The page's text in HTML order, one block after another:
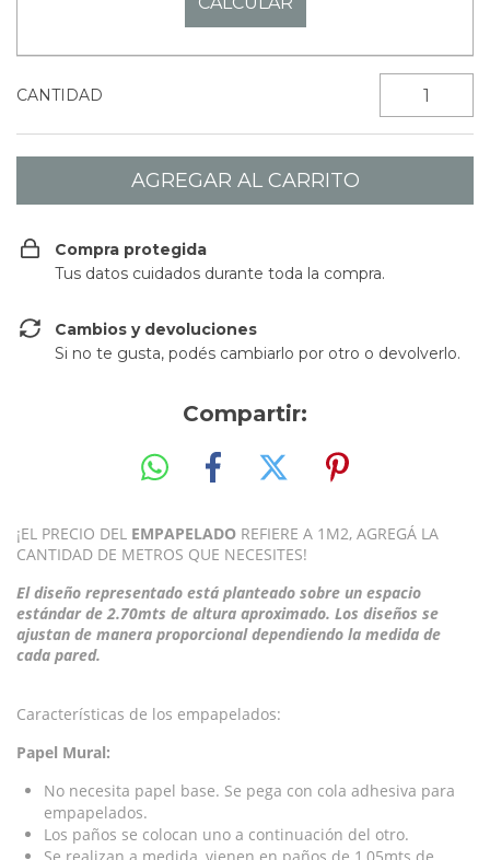
CANTIDAD
Compra protegida
Tus datos cuidados durante toda la compra.
Cambios y devoluciones
Si no te gusta, podés cambiarlo por otro o devolverlo.
Compartir:
¡EL PRECIO DEL EMPAPELADO REFIERE A 1M2, AGREGÁ LA
CANTIDAD DE METROS QUE NECESITES!
El diseño representado está planteado sobre un espacio
estándar de 2.70mts de altura aproximado. Los diseños se
ajustan de manera proporcional dependiendo la medida de
cada pared.
Características de los empapelados:
Papel Mural:
No necesita papel base. Se pega con cola adhesiva para
empapelados.
Los paños se colocan uno a continuación del otro.
Se realizan a medida, vienen en paños de 1,05mts de